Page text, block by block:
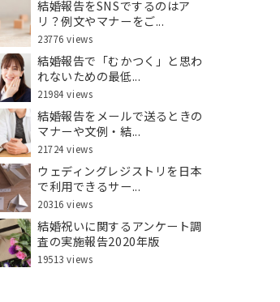
結婚報告をSNSでするのはア
リ？例文やマナーをご...
23776 views
結婚報告で「むかつく」と思わ
れないための最低...
21984 views
結婚報告をメールで送るときの
マナーや文例・結...
21724 views
ウェディングレジストリを日本
で利用できるサー...
20316 views
結婚祝いに関するアンケート調
査の実施報告2020年版
19513 views